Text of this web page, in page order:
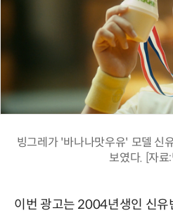
빙그레가 '바나나맛우유' 모델 신
보였다. [자료
이번 광고는 2004년생인 신